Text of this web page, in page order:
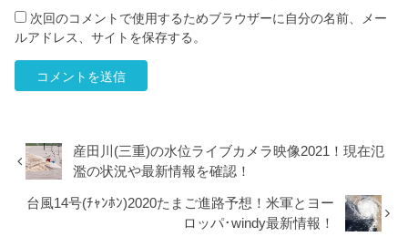
次回のコメントで使用するためブラウザーに自分の名前、メー
ルアドレス、サイトを保存する。
産田川(三重)の水位ライブカメラ映像2021！現在氾
濫の状況や最新情報を確認！
台風14号(ﾁｬﾝﾎﾝ)2020たまご進路予想！米軍とヨー
ロッパ･windy最新情報！